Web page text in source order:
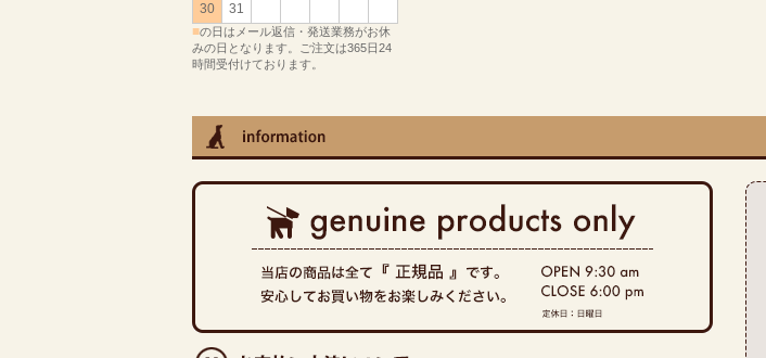
30
31
■の日はメール返信・発送業務がお休
みの日となります。ご注文は365日24
時間受付けております。